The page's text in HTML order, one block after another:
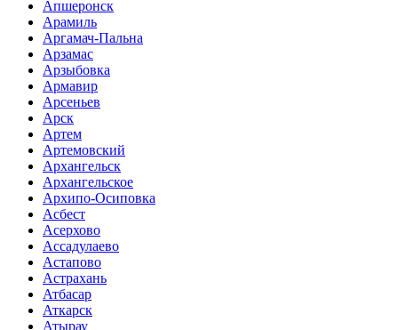
Апшеронск
Арамиль
Аргамач-Пальна
Арзамас
Арзыбовка
Армавир
Арсеньев
Арск
Артем
Артемовский
Архангельск
Архангельское
Архипо-Осиповка
Асбест
Асерхово
Ассадулаево
Астапово
Астрахань
Атбасар
Аткарск
Атырау